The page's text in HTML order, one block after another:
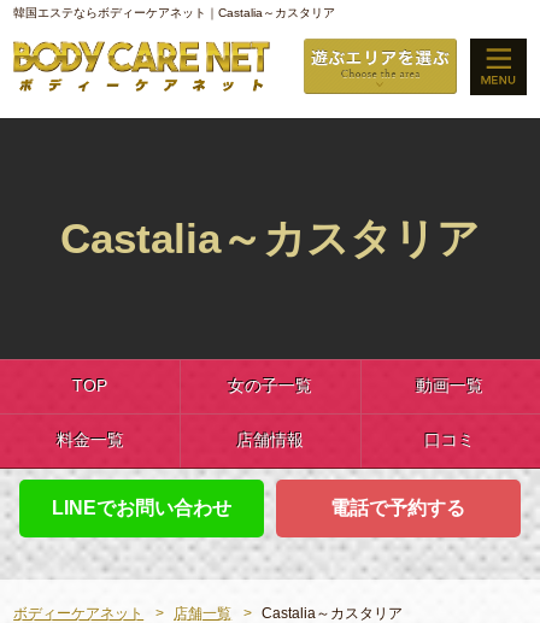
韓国エステならボディーケアネット｜Castalia～カスタリア
Castalia～カスタリア
TOP 女の子一覧 動画一覧
料金一覧 店舗情報 口コミ
LINEでお問い合わせ 電話で予約する
ボディーケアネット 店舗一覧 Castalia～カスタリア